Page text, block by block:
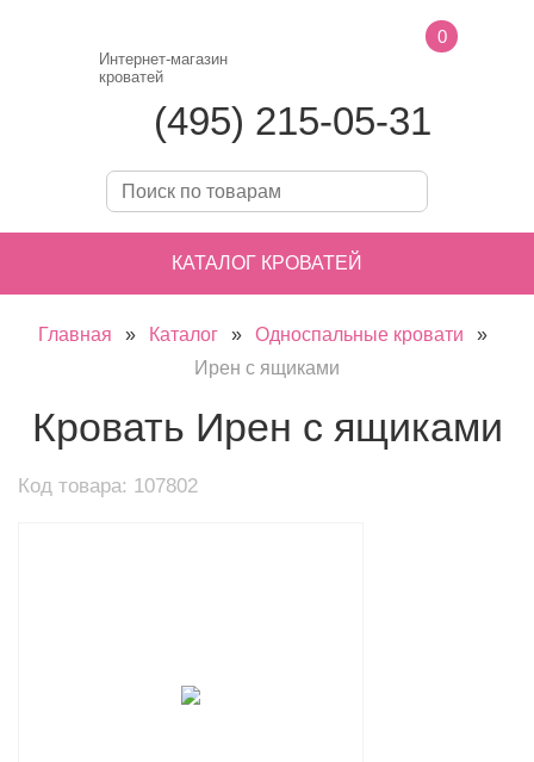
Интернет-магазин
кроватей
(495) 215-05-31
0
КАТАЛОГ КРОВАТЕЙ
Главная » Каталог » Односпальные кровати
»
Ирен с ящиками
Кровать Ирен с ящиками
Код товара: 107802